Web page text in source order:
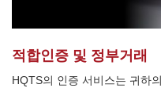
적합인증 및 정부거래
HQTS의 인증 서비스는 귀하